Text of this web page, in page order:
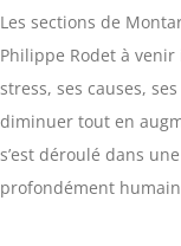
Les sections de
Philippe Rodet à
stress, ses causes,
diminuer tout en
s’est déroulé dans
profondément